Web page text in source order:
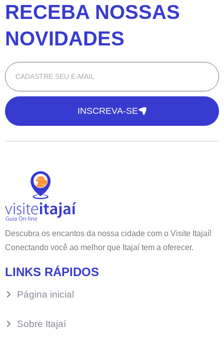
RECEBA NOSSAS
NOVIDADES
INSCREVA-SE
Descubra os encantos da nossa cidade com o Visite Itajaí!
Conectando você ao melhor que Itajaí tem a oferecer.
LINKS RÁPIDOS
Página inicial
Sobre Itajaí